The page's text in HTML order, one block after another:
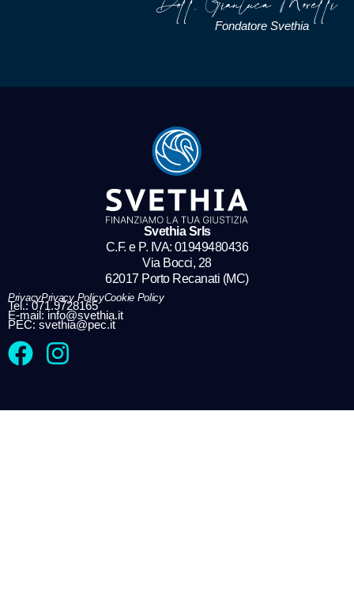
Fondatore Svethia
Svethia Srls
C.F. e P. IVA: ​⁠01949480436
Via Bocci, 28
62017 Porto Recanati (MC)
PrivacyPrivacy PolicyCookie Policy
Tel.: 071.9728165
E-mail: info@svethia.it
PEC: svethia@pec.it